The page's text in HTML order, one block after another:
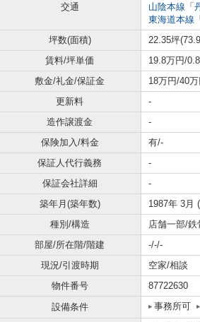
交通
山陰本線 「
東海道本線 「
坪数(面積)
22.35坪
賃料/坪単価
19.8万円/
敷金/礼金/保証金
18万円/40
更新料
-
造作譲渡金
-
保険加入/料金
有/-
保証人代行義務
-
保証会社詳細
-
築年月(築年数)
1987年 3月
種別/構造
店舗一部/鉄
部屋/所在階/階建
-/-/-
現況/引渡時期
空家/相談
物件番号
87722630
設備条件
事務所可